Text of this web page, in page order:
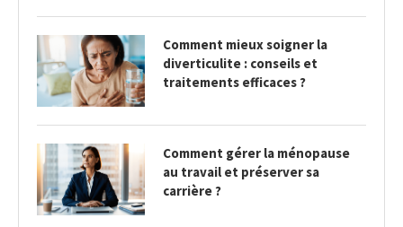
Comment mieux soigner la
diverticulite : conseils et
traitements efficaces ?
Comment gérer la ménopause
au travail et préserver sa
carrière ?